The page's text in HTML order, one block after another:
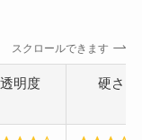
スクロールできます
透明度 硬さ